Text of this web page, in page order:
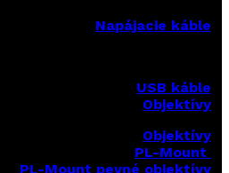
Napájacie káble
USB káble
Objektívy
Objektívy
PL-Mount
PL-Mount pevné objektívy